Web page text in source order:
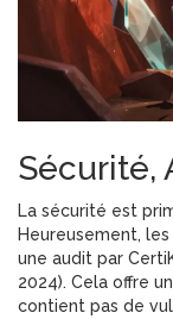
Sécurité,
La sécurité est
Heureusement,
une audit par
2024). Cela offre
contient pas de